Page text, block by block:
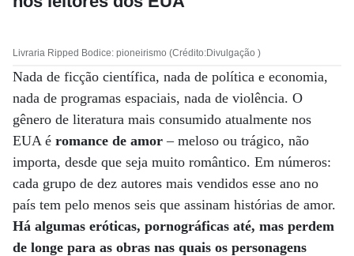
Livraria Ripped Bodice: pioneirismo (Crédito:Divulgação )
Nada de ficção científica, nada de política e economia,
nada de programas espaciais, nada de violência. O
gênero de literatura mais consumido atualmente nos
EUA é romance de amor – meloso ou trágico, não
importa, desde que seja muito romântico. Em números:
cada grupo de dez autores mais vendidos esse ano no
país tem pelo menos seis que assinam histórias de amor.
Há algumas eróticas, pornográficas até, mas perdem
de longe para as obras nas quais os personagens